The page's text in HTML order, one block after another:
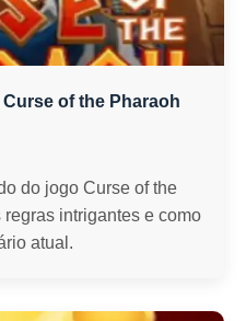
of the Pharaoh
do jogo Curse of the
intrigantes e como
atual.